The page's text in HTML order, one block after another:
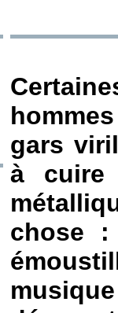
gars
à cuire
chose :